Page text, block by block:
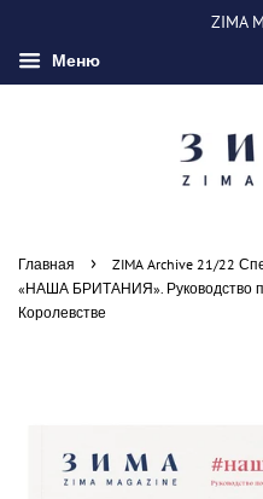
ZIMA
Меню
Главная ›
ZIMA Archive 21/22
«НАША БРИТАНИЯ». Руководство
Королевстве